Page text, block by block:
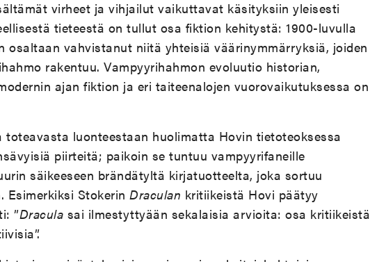
virheet ja vihjailut vaikuttavat käsityksiin yleisesti
tieteestä on tullut osa fiktion kehitystä: 1900-luvulla
osaltaan vahvistanut niitä yhteisiä väärinymmärryksiä, joiden
rakentuu. Vampyyrihahmon evoluutio historian,
ajan fiktion ja eri taiteenalojen vuorovaikutuksessa on
luonteestaan huolimatta Hovin tietoteoksessa
piirteitä; paikoin se tuntuu vampyyrifaneille
säikeeseen brändätyltä kirjatuotteelta, joka sortuu
Esimerkiksi Stokerin Draculan kritiikeistä Hovi päätyy
”Dracula sai ilmestyttyään sekalaisia arvioita: osa kritiikeistä